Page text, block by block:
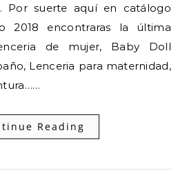
Por suerte aquí en catálogo
2018 encontraras la última
de mujer, Baby Doll
Lenceria para maternidad,
Reading